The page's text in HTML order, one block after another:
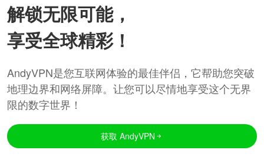
解锁无限可能，
享受全球精彩！
AndyVPN是您互联网体验的最佳伴侣，它帮助您突破
地理边界和网络屏障。让您可以尽情地享受这个无界
限的数字世界！
获取 AndyVPN